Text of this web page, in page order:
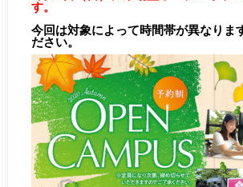
す。
今回は対象によって時間帯が異なりま
ださい。